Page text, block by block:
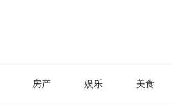
房产 娱乐 美食